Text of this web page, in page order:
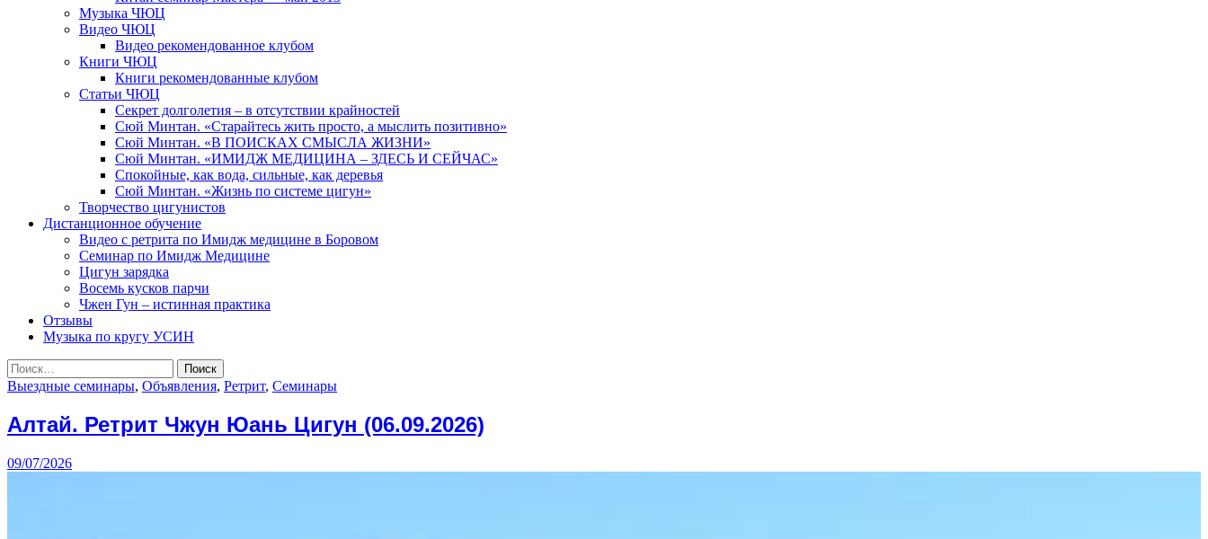
Музыка ЧЮЦ
Видео ЧЮЦ
Видео рекомендованное клубом
Книги ЧЮЦ
Книги рекомендованные клубом
Статьи ЧЮЦ
Секрет долголетия – в отсутствии крайностей
Сюй Минтан. «Старайтесь жить просто, а мыслить позитивно»
Сюй Минтан. «В ПОИСКАХ СМЫСЛА ЖИЗНИ»
Сюй Минтан. «ИМИДЖ МЕДИЦИНА – ЗДЕСЬ И СЕЙЧАС»
Спокойные, как вода, сильные, как деревья
Сюй Минтан. «Жизнь по системе цигун»
Творчество цигунистов
Дистанционное обучение
Видео с ретрита по Имидж медицине в Боровом
Семинар по Имидж Медицине
Цигун зарядка
Восемь кусков парчи
Чжен Гун – истинная практика
Отзывы
Музыка по кругу УСИН
Найти:
Выездные семинары, Объявления, Ретрит, Семинары
Алтай. Ретрит Чжун Юань Цигун (06.09.2026)
09/07/2026